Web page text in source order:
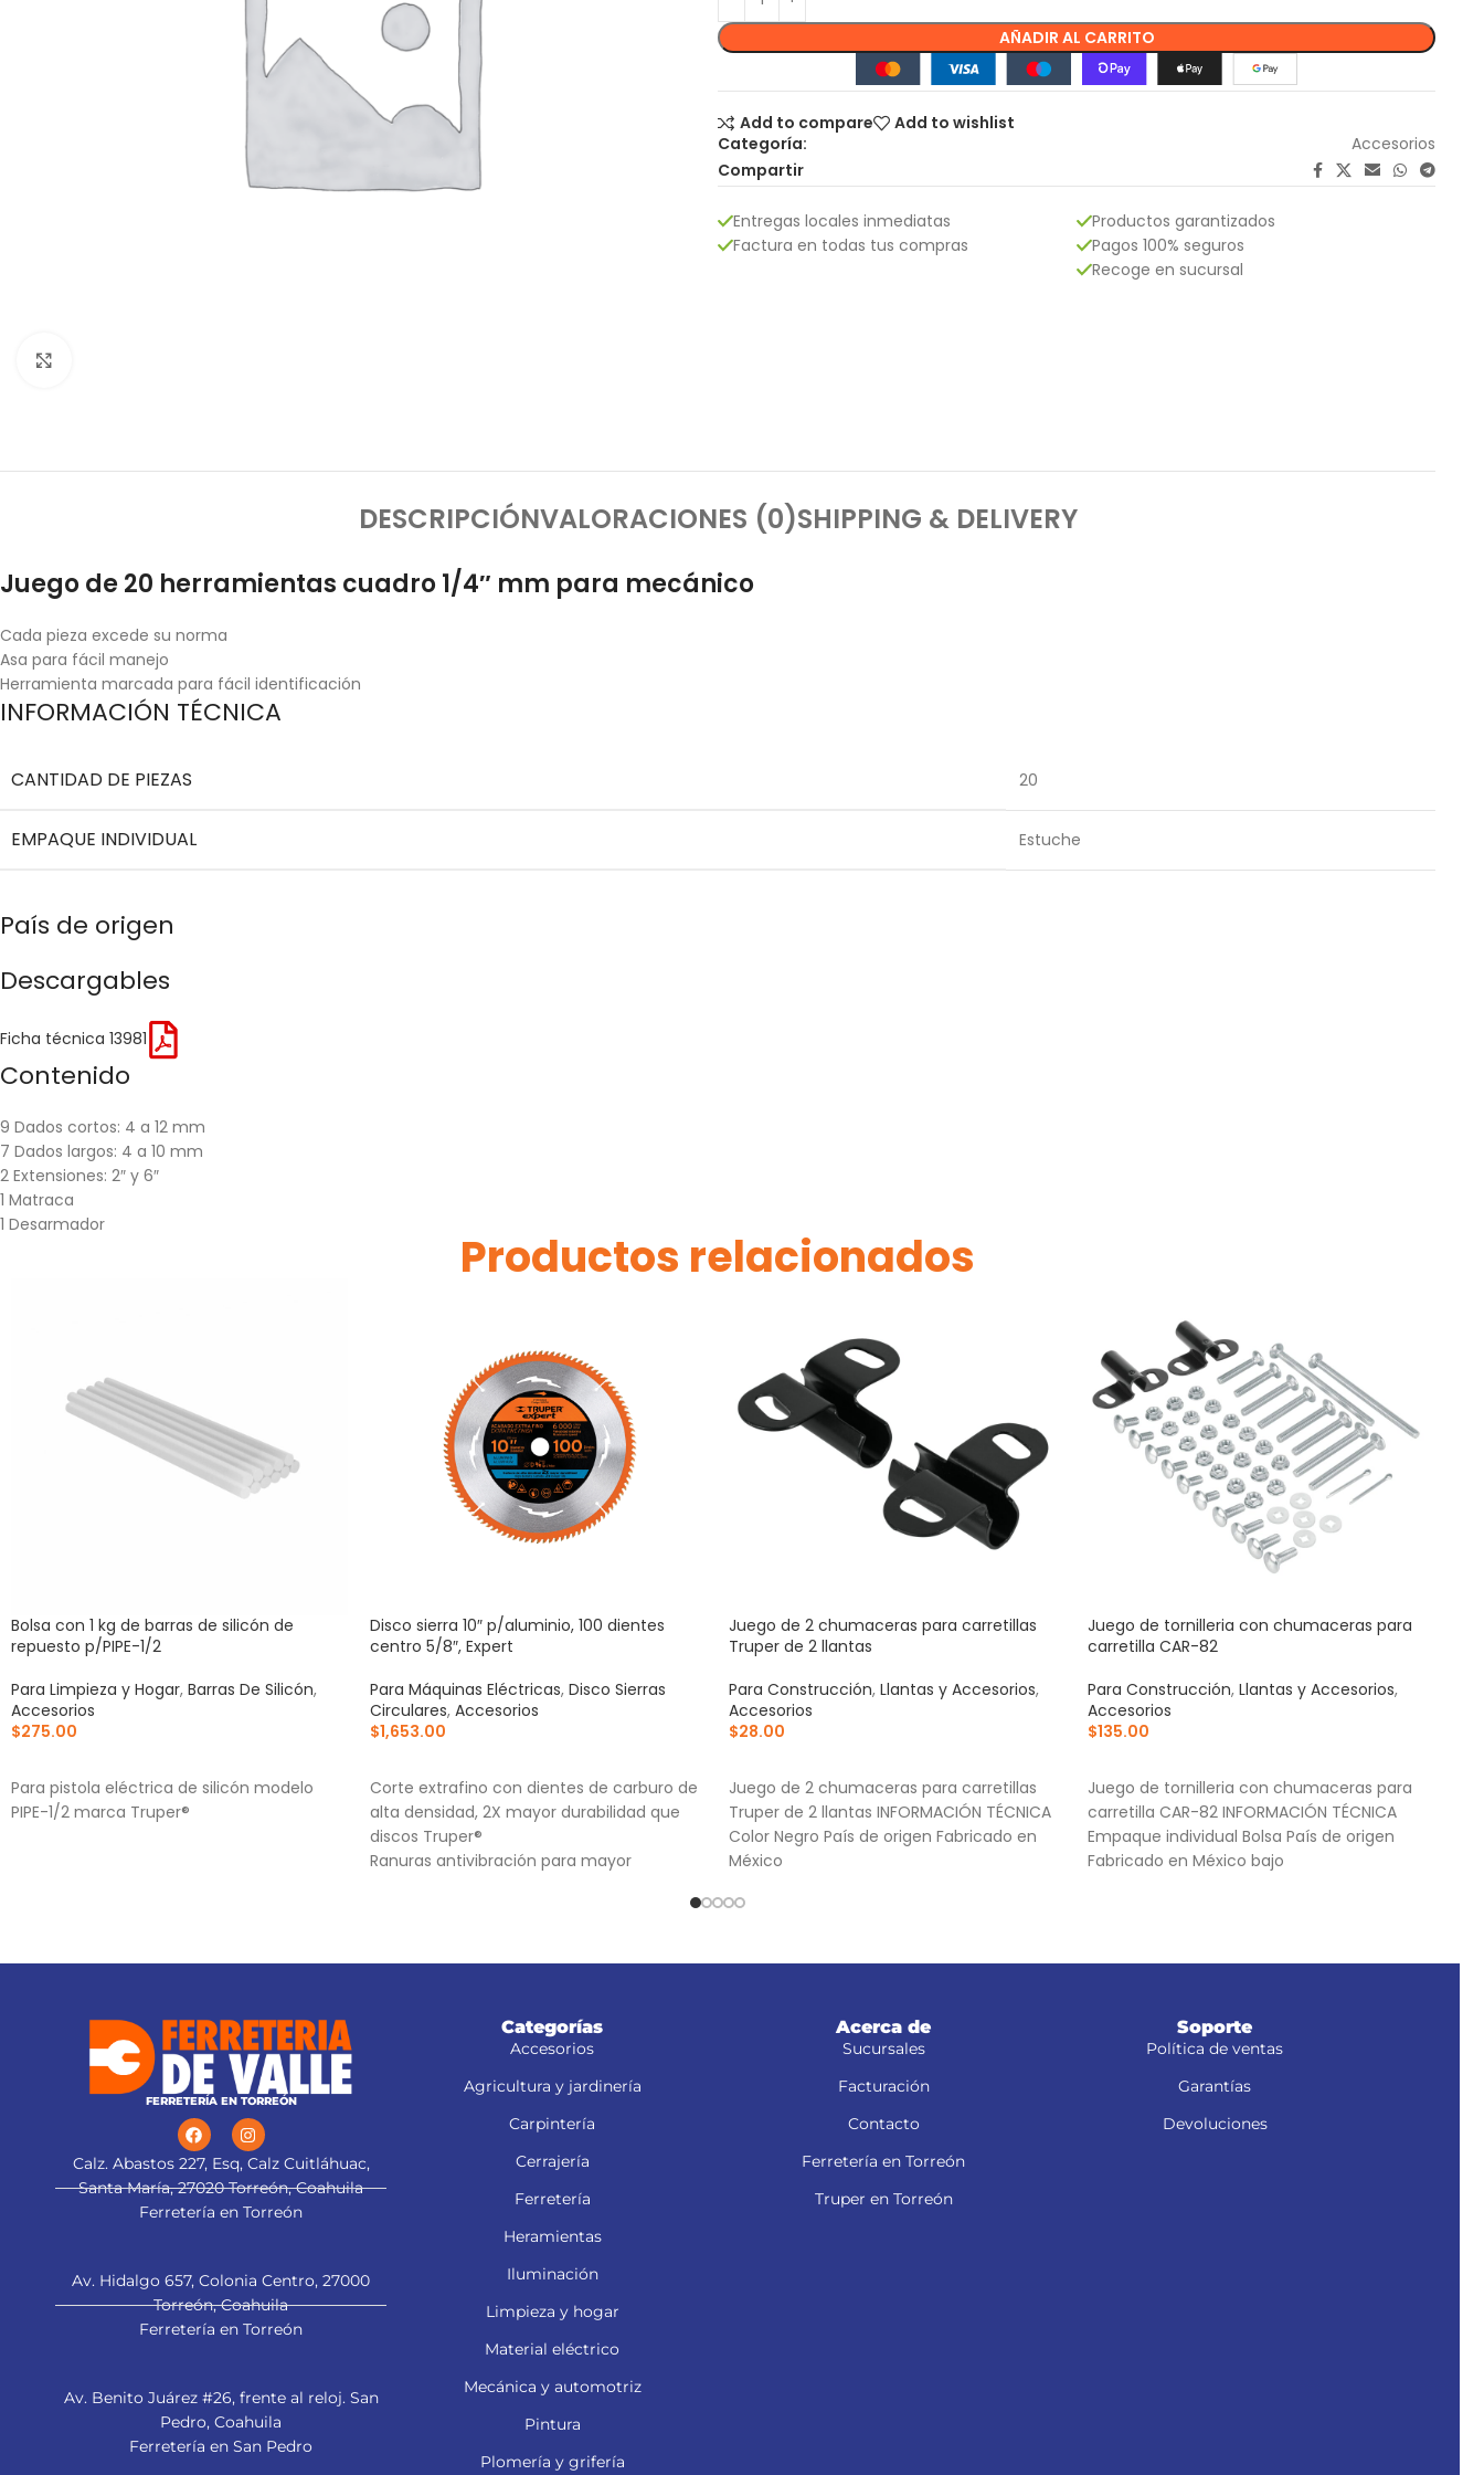
AÑADIR AL CARRITO
Add to compare
Add to wishlist
Categoría:
Accesorios
Compartir
Entregas locales inmediatas
Factura en todas tus compras
Productos garantizados
Pagos 100% seguros
Recoge en sucursal
DESCRIPCIÓNVALORACIONES (0)SHIPPING & DELIVERY
Juego de 20 herramientas cuadro 1/4″ mm para mecánico
Cada pieza excede su norma
Asa para fácil manejo
Herramienta marcada para fácil identificación
INFORMACIÓN TÉCNICA
CANTIDAD DE PIEZAS 20
EMPAQUE INDIVIDUAL Estuche
País de origen
Descargables
Ficha técnica 13981
Contenido
9 Dados cortos: 4 a 12 mm
7 Dados largos: 4 a 10 mm
2 Extensiones: 2″ y 6″
1 Matraca
1 Desarmador
Productos relacionados
Bolsa con 1 kg de barras de silicón de
repuesto p/PIPE-1/2
Para Limpieza y Hogar, Barras De Silicón,
Accesorios
$275.00
Para pistola eléctrica de silicón modelo
PIPE-1/2 marca Truper®
Disco sierra 10″ p/aluminio, 100 dientes
centro 5/8″, Expert
Para Máquinas Eléctricas, Disco Sierras
Circulares, Accesorios
$1,653.00
Corte extrafino con dientes de carburo de
alta densidad, 2X mayor durabilidad que
discos Truper®
Ranuras antivibración para mayor
alternado de forma plana y trapezoidal
Juego de 2 chumaceras para carretillas
Truper de 2 llantas
Para Construcción, Llantas y Accesorios,
Accesorios
$28.00
Juego de 2 chumaceras para carretillas
Truper de 2 llantas INFORMACIÓN TÉCNICA
Color Negro País de origen Fabricado en
México
Juego de tornilleria con chumaceras para
carretilla CAR-82
Para Construcción, Llantas y Accesorios,
Accesorios
$135.00
Juego de tornilleria con chumaceras para
carretilla CAR-82 INFORMACIÓN TÉCNICA
Empaque individual Bolsa País de origen
Fabricado en México bajo
FERRETERÍA EN TORREÓN
Calz. Abastos 227, Esq, Calz Cuitláhuac,
Santa María, 27020 Torreón, Coahuila
Ferretería en Torreón
Av. Hidalgo 657, Colonia Centro, 27000
Torreón, Coahuila
Ferretería en Torreón
Av. Benito Juárez #26, frente al reloj. San
Pedro, Coahuila
Ferretería en San Pedro
Categorías
Accesorios
Agricultura y jardinería
Carpintería
Cerrajería
Ferretería
Heramientas
Iluminación
Limpieza y hogar
Material eléctrico
Mecánica y automotriz
Pintura
Plomería y grifería
Acerca de
Sucursales
Facturación
Contacto
Ferretería en Torreón
Truper en Torreón
Soporte
Política de ventas
Garantías
Devoluciones